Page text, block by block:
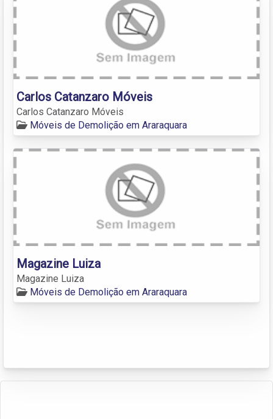
Carlos Catanzaro Móveis
Carlos Catanzaro Móveis
Móveis de Demolição em Araraquara
Magazine Luiza
Magazine Luiza
Móveis de Demolição em Araraquara